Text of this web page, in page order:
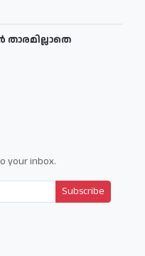
your inbox.
Subscribe